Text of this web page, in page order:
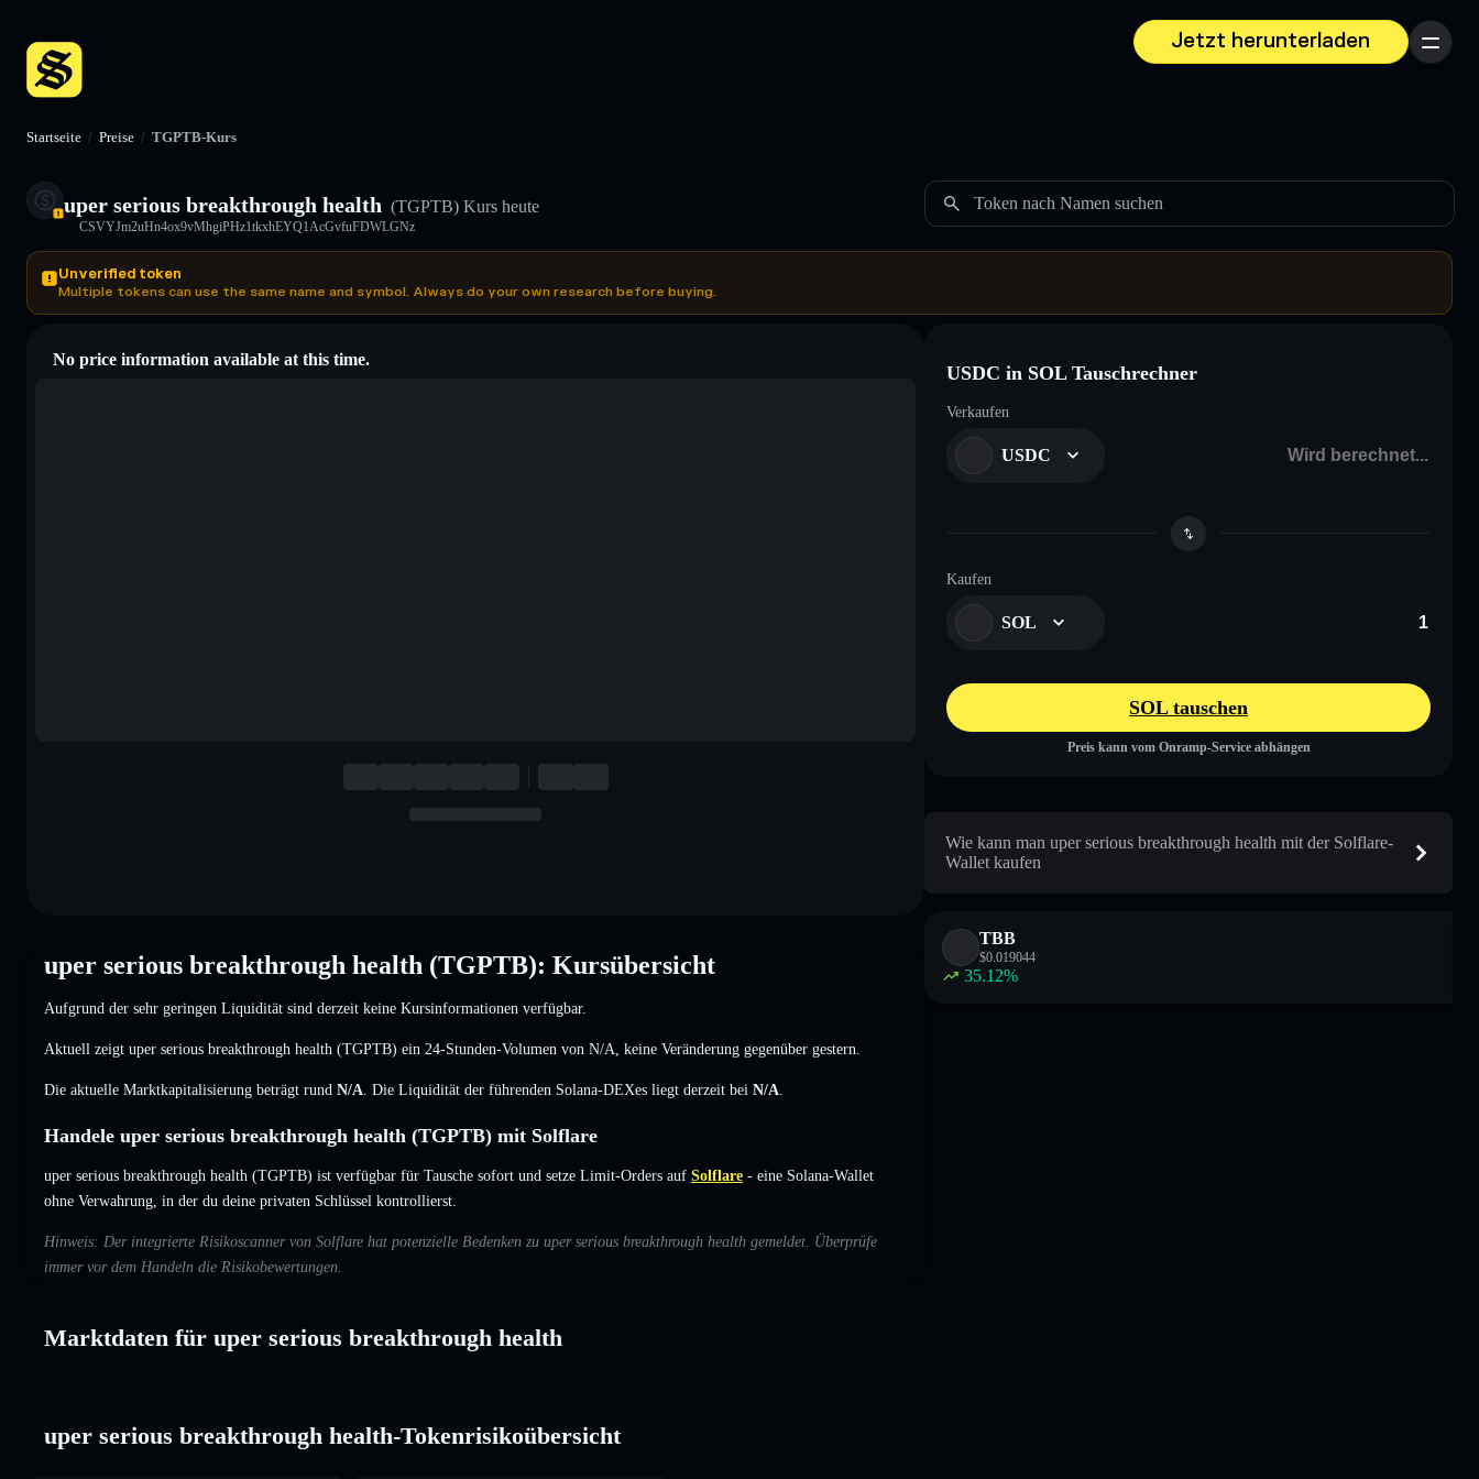
Jetzt herunterladen
Menü
Startseite / Preise / TGPTB-Kurs
uper serious breakthrough health (TGPTB) Kurs heute
CSVYJm2uHn4ox9vMhgiPHz1tkxhEYQ1AcGvfuFDWLGNz
Token nach Namen suchen
Unverified token
Multiple tokens can use the same name and symbol. Always do your own research before buying.
No price information available at this time.
uper serious breakthrough health (TGPTB): Kursübersicht
Aufgrund der sehr geringen Liquidität sind derzeit keine Kursinformationen verfügbar.
Aktuell zeigt uper serious breakthrough health (TGPTB) ein 24-Stunden-Volumen von N/A keine Veränderung gegenüber gestern.
Die aktuelle Marktkapitalisierung beträgt rund N/A . Die Liquidität der führenden Solana-DEXes liegt derzeit bei N/A
Handele uper serious breakthrough health (TGPTB) mit Solflare
uper serious breakthrough health (TGPTB) ist verfügbar für Tausche sofort und setze Limit-Orders auf Solflare - eine Solana-Wallet
ohne Verwahrung, in der du deine privaten Schlüssel kontrollierst.
Hinweis: Der integrierte Risikoscanner von Solflare hat potenzielle Bedenken zu uper serious breakthrough health gemeldet. Überprüfe
immer vor dem Handeln die Risikobewertungen.
Marktdaten für uper serious breakthrough health
uper serious breakthrough health-Tokenrisikoübersicht
USDC in SOL Tauschrechner
Verkaufen
USDC
Kaufen
SOL
SOL tauschen
Preis kann vom Onramp-Service abhängen
Wie kann man uper serious breakthrough health mit der Solflare-
Wallet kaufen
TBB
$0.019044
35.12%